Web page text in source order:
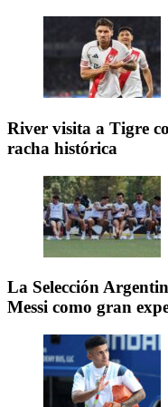
River visita a Tigre
racha histórica
La Selección
Messi como gran